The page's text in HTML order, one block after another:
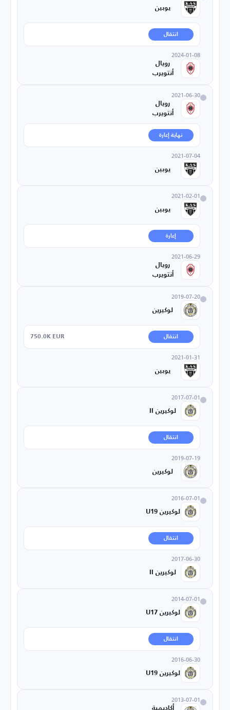
يوبين
انتقال
2024-01-08
رويال
أنتويرب
2021-06-30
رويال
أنتويرب
نهاية إعارة
2021-07-04
يوبين
2021-02-01
يوبين
إعارة
2021-06-29
رويال
أنتويرب
2019-07-20
لوكيرين
انتقال 750.0K EUR
2021-01-31
يوبين
2017-07-01
لوكيرين II
انتقال
2019-07-19
لوكيرين
2016-07-01
لوكيرين U19
انتقال
2017-06-30
لوكيرين II
2014-07-01
لوكيرين U17
انتقال
2016-06-30
لوكيرين U19
2013-07-01
أكاديمية